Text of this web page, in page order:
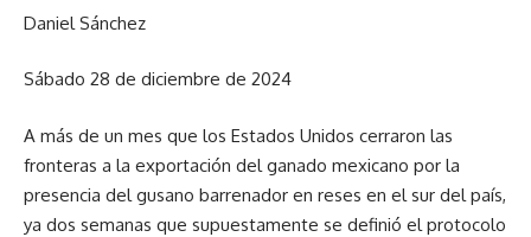
Daniel Sánchez
Sábado 28 de diciembre de 2024
A más de un mes que los Estados Unidos cerraron las
fronteras a la exportación del ganado mexicano por la
presencia del gusano barrenador en reses en el sur del país,
ya dos semanas que supuestamente se definió el protocolo